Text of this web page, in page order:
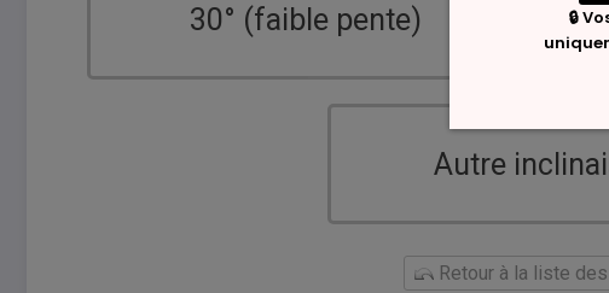
30° (faible pente)
Autre
Retour à la liste